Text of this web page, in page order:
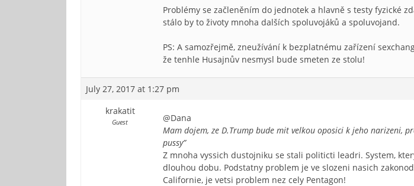
Problémy se začleněním do jednotek a hlavně s testy fyzické
stálo by to životy mnoha dalších spoluvojáků a spoluvojand.
PS: A samozřejmě, zneužívání k bezplatnému zařízení
že tenhle Husajnův nesmysl bude smeten ze stolu!
July 27, 2017 at 1:27 pm
krakatit
Guest
@Dana
Mam dojem, ze D.Trump bude mit velkou oposici k jeho narizeni,
pussy”
Z mnoha vyssich dustojniku se stali politicti leadri. System,
dlouhou dobu. Podstatny problem je ve slozeni nasich
Californie, je vetsi problem nez cely Pentagon!